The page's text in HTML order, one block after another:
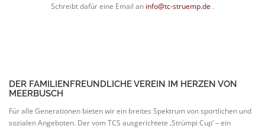
Schreibt dafür eine Email an info@tc-struemp.de .
DER FAMILIENFREUNDLICHE VEREIN IM HERZEN VON
MEERBUSCH
Für alle Generationen bieten wir ein breites Spektrum von sportlichen und
sozialen Angeboten. Der vom TCS ausgerichtete ‚Strümpi Cup‘ – ein